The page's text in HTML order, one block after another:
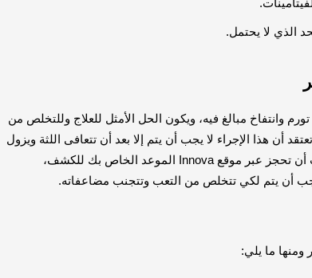
الذي لا يحتمل.
وانتفاخ مبالغ فيه، ويكون الحل الأمثل للعلاج وللتخلص من
أن هذا الإجراء لا يجب أن يتم إلا بعد أن تتعافى اللثة ويزول
الالتهاب، ولكي يتم تحديد الوضع بدقة يجب أن تحجز عبر موقع Innova الموعد الخاص بك للكشف،
أن يتم لكي تتخلص من التعب وتتجنب مضاعفاته.
ومنها ما يلي: